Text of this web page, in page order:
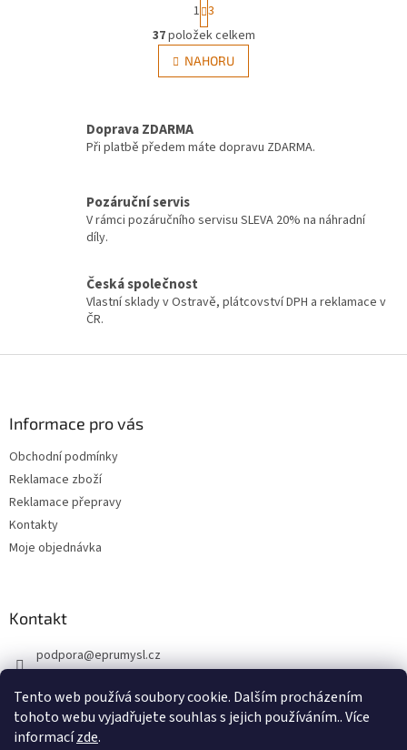
Tento web používá soubory cookie. Dalším procházením
tohoto webu vyjadřujete souhlas s jejich používáním.. Více
informacízde.
O
v
l
á
í
k
i
t
r
á
n
k
n
í
1 3
37položek celkem
NAHORU
Doprava ZDARMA
Při platbě předem máte dopravu ZDARMA.
Pozáruční servis
V rámci pozáručního servisu SLEVA 20% na náhradní
díly.
Česká společnost
Vlastní sklady v Ostravě, plátcovství DPH a reklamace v
ČR.
Informace pro vás
Obchodní podmínky
Reklamace zboží
Reklamace přepravy
Kontakty
Moje objednávka
Kontakt
podpora@eprumysl.cz